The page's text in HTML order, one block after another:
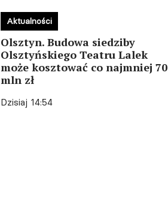
Olsztyn. Budowa siedziby
Olsztyńskiego Teatru Lalek
może kosztować co najmniej 70
mln zł
Dzisiaj 14:54
Aktualności